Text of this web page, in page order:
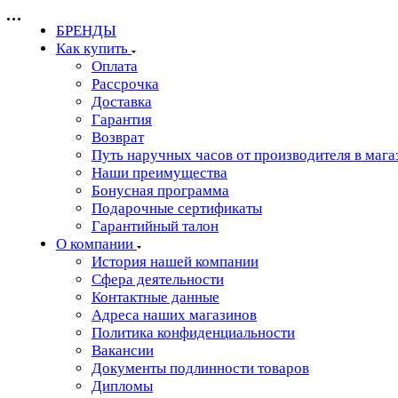
БРЕНДЫ
Как купить
Оплата
Рассрочка
Доставка
Гарантия
Возврат
Путь наручных часов от производителя в
Наши преимущества
Бонусная программа
Подарочные сертификаты
Гарантийный талон
О компании
История нашей компании
Сфера деятельности
Контактные данные
Адреса наших магазинов
Политика конфиденциальности
Вакансии
Документы подлинности товаров
Дипломы